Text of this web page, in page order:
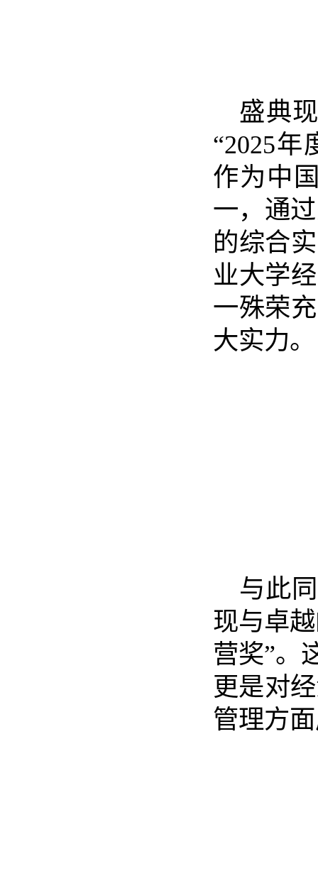
盛典
“2025
作为中
一，通
的综合
业大学
一殊荣
大实力。
与此
现与卓
营奖”。
更是对
管理方